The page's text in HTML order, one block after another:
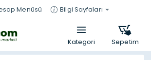
Menüsü Bilgi Sayfaları